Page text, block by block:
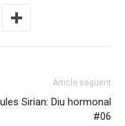
Article següent
Sirian: Diu hormonal
#06